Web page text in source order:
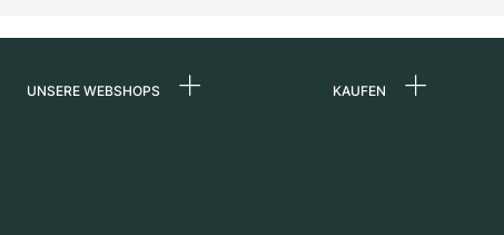
UNSERE WEBSHOPS KAUFEN